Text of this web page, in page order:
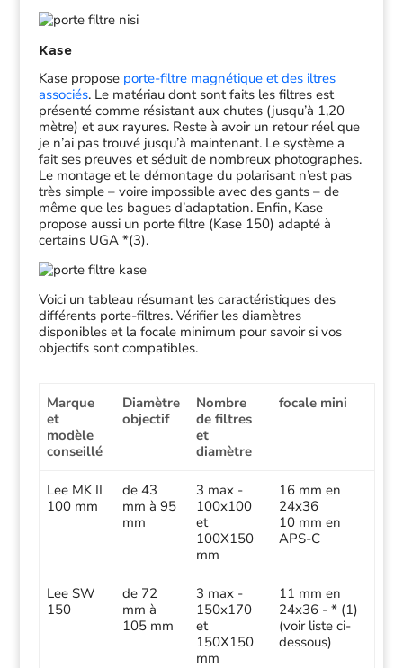
Kase
Kase propose porte-filtre magnétique et des iltres
associés. Le matériau dont sont faits les filtres est
présenté comme résistant aux chutes (jusqu’à 1,20
mètre) et aux rayures. Reste à avoir un retour réel que
je n’ai pas trouvé jusqu’à maintenant. Le système a
fait ses preuves et séduit de nombreux photographes.
Le montage et le démontage du polarisant n’est pas
très simple – voire impossible avec des gants – de
même que les bagues d’adaptation. Enfin, Kase
propose aussi un porte filtre (Kase 150) adapté à
certains UGA *(3).
Voici un tableau résumant les caractéristiques des
différents porte-filtres. Vérifier les diamètres
disponibles et la focale minimum pour savoir si vos
objectifs sont compatibles.
Marque
et
modèle
conseillé
Diamètre
objectif
Nombre
de filtres
et
diamètre
focale mini
Lee MK II
100 mm
de 43
mm à 95
mm
3 max -
100x100
et
100X150
mm
16 mm en
24x36
10 mm en
APS-C
Lee SW
150
de 72
mm à
105 mm
3 max -
150x170
et
150X150
mm
11 mm en
24x36 - * (1)
(voir liste ci-
dessous)